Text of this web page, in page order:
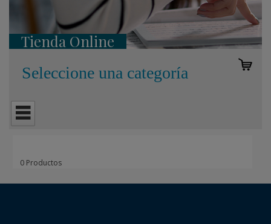
Tienda Online
Seleccione una categoría
0 Productos